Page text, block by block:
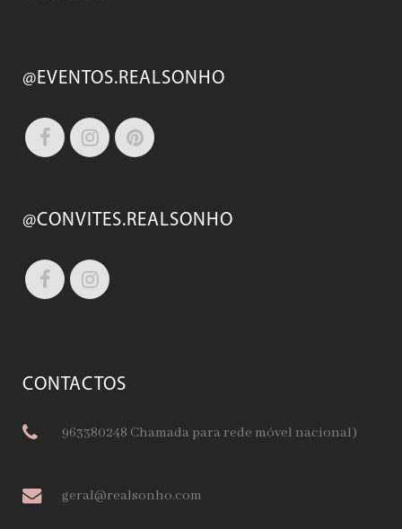
@EVENTOS.REALSONHO
@CONVITES.REALSONHO
CONTACTOS
963380248 Chamada para rede móvel nacional)
geral@realsonho.com